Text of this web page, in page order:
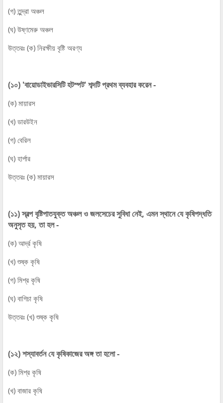
(গ) তুন্দ্রা অঞ্চল
(ঘ) উষ্ণমেরু অঞ্চল
উত্তরঃ (ক) নিরক্ষীয় বৃষ্টি অরণ্য
(১০) 'বায়োডাইভারসিটি হটস্পট' শব্দটি প্রথম ব্যবহার করেন -
(ক) মায়ারস
(খ) ডারউইন
(গ) বেরিল
(ঘ) হার্পার
উত্তরঃ (ক) মায়ারস
(১১) স্বল্প বৃষ্টিপাতযুক্ত অঞ্চল ও জলসেচের সুবিধা নেই, এমন স্থানে যে কৃষিপদ্ধতি
অনুসৃত হয়, তা হল -
(ক) আর্দ্র কৃষি
(খ) শুষ্ক কৃষি
(গ) মিশ্র কৃষি
(ঘ) বাগিচা কৃষি
উত্তরঃ (খ) শুষ্ক কৃষি
(১২) শস্যাবর্তন যে কৃষিকাজের অঙ্গ তা হলো -
(ক) মিশ্র কৃষি
(খ) বাজার কৃষি